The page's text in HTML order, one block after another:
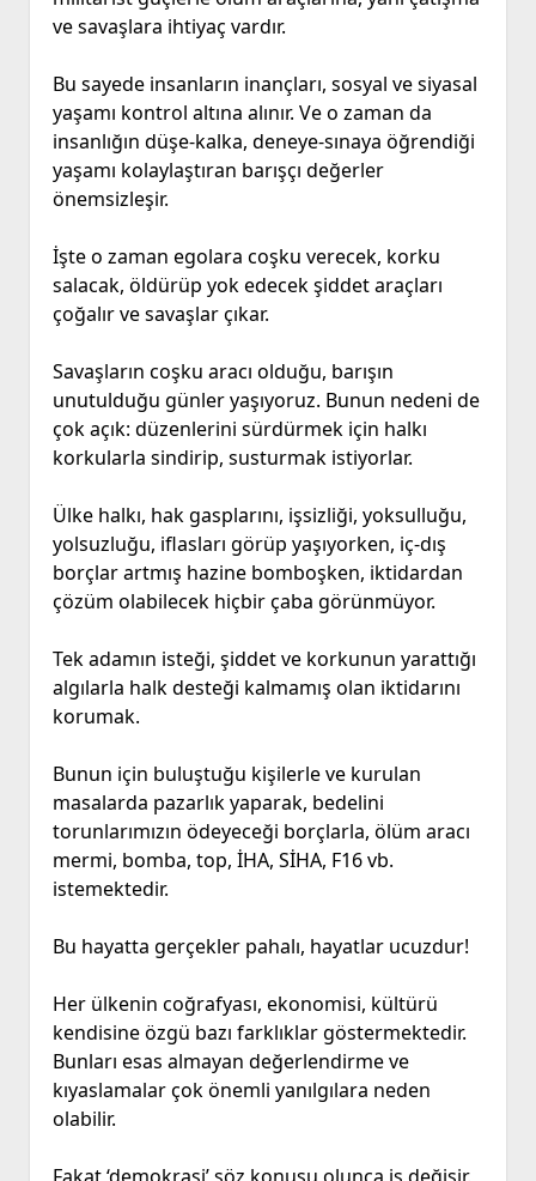
ve savaşlara ihtiyaç vardır.
Bu sayede insanların inançları, sosyal ve siyasal
yaşamı kontrol altına alınır. Ve o zaman da
insanlığın düşe-kalka, deneye-sınaya öğrendiği
yaşamı kolaylaştıran barışçı değerler
önemsizleşir.
İşte o zaman egolara coşku verecek, korku
salacak, öldürüp yok edecek şiddet araçları
çoğalır ve savaşlar çıkar.
Savaşların coşku aracı olduğu, barışın
unutulduğu günler yaşıyoruz. Bunun nedeni de
çok açık: düzenlerini sürdürmek için halkı
korkularla sindirip, susturmak istiyorlar.
Ülke halkı, hak gasplarını, işsizliği, yoksulluğu,
yolsuzluğu, iflasları görüp yaşıyorken, iç-dış
borçlar artmış hazine bomboşken, iktidardan
çözüm olabilecek hiçbir çaba görünmüyor.
Tek adamın isteği, şiddet ve korkunun yarattığı
algılarla halk desteği kalmamış olan iktidarını
korumak.
Bunun için buluştuğu kişilerle ve kurulan
masalarda pazarlık yaparak, bedelini
torunlarımızın ödeyeceği borçlarla, ölüm aracı
mermi, bomba, top, İHA, SİHA, F16 vb.
istemektedir.
Bu hayatta gerçekler pahalı, hayatlar ucuzdur!
Her ülkenin coğrafyası, ekonomisi, kültürü
kendisine özgü bazı farklıklar göstermektedir.
Bunları esas almayan değerlendirme ve
kıyaslamalar çok önemli yanılgılara neden
olabilir.
Fakat ‘demokrasi’ söz konusu olunca iş değişir.